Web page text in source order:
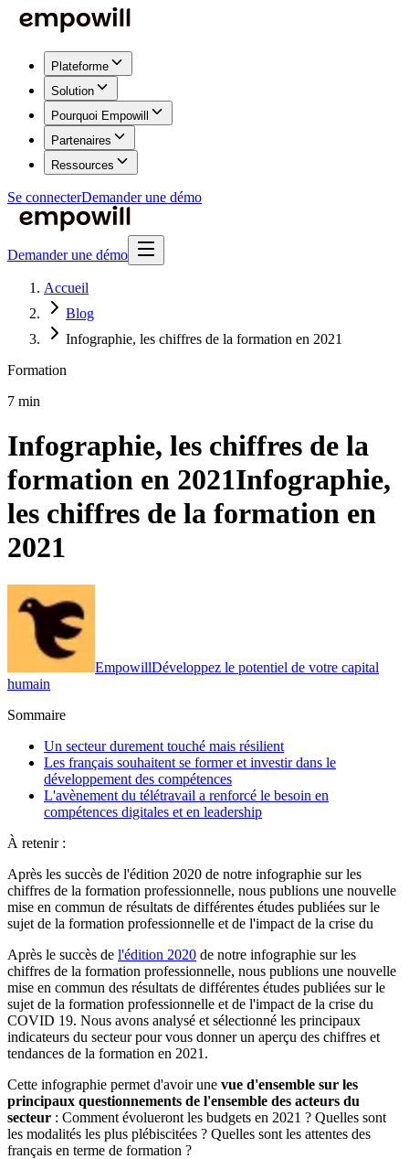
Plateforme
Solution
Pourquoi Empowill
Partenaires
Ressources
Se connecterDemander une démo
Demander une démo
Accueil
Blog
Infographie, les chiffres de la formation en 2021
Formation
7 min
Infographie, les chiffres de la
formation en 2021Infographie,
les chiffres de la formation en
2021
EmpowillDéveloppez le potentiel de votre capital
humain
Sommaire
Un secteur durement touché mais résilient
Les français souhaitent se former et investir dans le
développement des compétences
L'avènement du télétravail a renforcé le besoin en
compétences digitales et en leadership
À retenir :
Après les succès de l'édition 2020 de notre infographie sur les
chiffres de la formation professionnelle, nous publions une nouvelle
mise en commun de résultats de différentes études publiées sur le
sujet de la formation professionnelle et de l'impact de la crise du
Après le succès de l'édition 2020 de notre infographie sur les
chiffres de la formation professionnelle, nous publions une nouvelle
mise en commun des résultats de différentes études publiées sur le
sujet de la formation professionnelle et de l'impact de la crise du
COVID 19. Nous avons analysé et sélectionné les principaux
indicateurs du secteur pour vous donner un aperçu des chiffres et
tendances de la formation en 2021.
Cette infographie permet d'avoir une vue d'ensemble sur les
principaux questionnements de l'ensemble des acteurs du
secteur : Comment évolueront les budgets en 2021 ? Quelles sont
les modalités les plus plébiscitées ? Quelles sont les attentes des
français en terme de formation ?